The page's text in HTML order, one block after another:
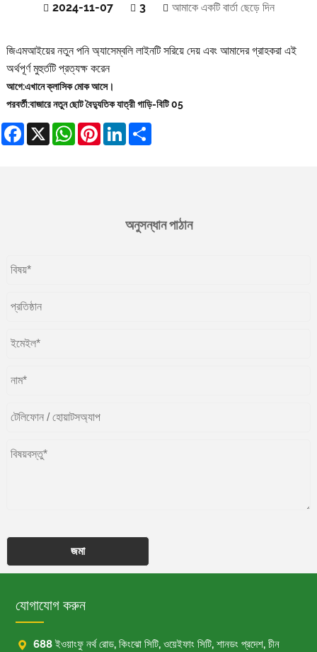
2024-11-07 3 আমাকে একটি বার্তা ছেড়ে দিন
জিএমআইয়ের নতুন পনি অ্যাসেম্বলি লাইনটি সরিয়ে দেয় এবং আমাদের গ্রাহকরা এই
অর্থপূর্ণ মুহুর্তটি প্রত্যক্ষ করেন
আগে:এখানে ক্লাসিক মোক আসে।
পরবর্তী:বাজারে নতুন ছোট বৈদ্যুতিক যাত্রী গাড়ি-বিটি 05
Facebook
X WhatsApp
Pinterest
LinkedIn
অনুসন্ধান পাঠান
জমা
যোগাযোগ করুন
 688 ইওয়াংফু নর্থ রোড, কিংঝো সিটি, ওয়েইফাং সিটি, শানডং প্রদেশ, চীন